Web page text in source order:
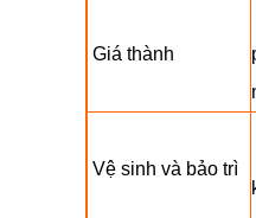
Giá thành
Vệ sinh và bảo trì